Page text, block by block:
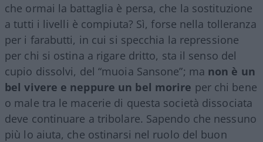
che ormai la battaglia è persa, che la sostituzione
a tutti i livelli è compiuta? Sì, forse nella tolleranza
per i farabutti, in cui si specchia la repressione
per chi si ostina a rigare dritto, sta il senso del
cupio dissolvi, del “muoia Sansone”; ma non è un
bel vivere e neppure un bel morire per chi bene
o male tra le macerie di questa società dissociata
deve continuare a tribolare. Sapendo che nessuno
più lo aiuta, che ostinarsi nel ruolo del buon